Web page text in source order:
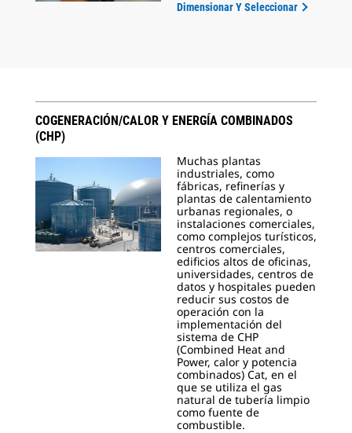
Dimensionar Y Seleccionar
COGENERACIÓN/CALOR Y ENERGÍA COMBINADOS
(CHP)
Muchas plantas
industriales, como
fábricas, refinerías y
plantas de calentamiento
urbanas regionales, o
instalaciones comerciales,
como complejos turísticos,
centros comerciales,
edificios altos de oficinas,
universidades, centros de
datos y hospitales pueden
reducir sus costos de
operación con la
implementación del
sistema de CHP
(Combined Heat and
Power, calor y potencia
combinados) Cat, en el
que se utiliza el gas
natural de tubería limpio
como fuente de
combustible.